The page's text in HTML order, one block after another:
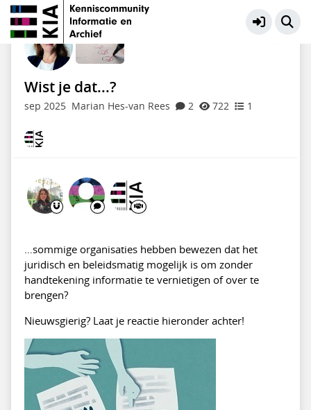
Toepassen selectielijsten
Wist je dat...?
sep 2025 Marian Hes-van Rees 2 722 1
…sommige organisaties hebben bewezen dat het
juridisch en beleidsmatig mogelijk is om zonder
handtekening informatie te vernietigen of over te
brengen?
Nieuwsgierig? Laat je reactie hieronder achter!